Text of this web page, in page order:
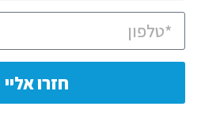
חזרו אליי